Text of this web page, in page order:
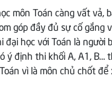
môn Toán càng vất vả,
góp đầy đủ sự cố gắng
đại học với Toán là người
ý định thi khối A, A1, B…
vì là môn chủ chốt